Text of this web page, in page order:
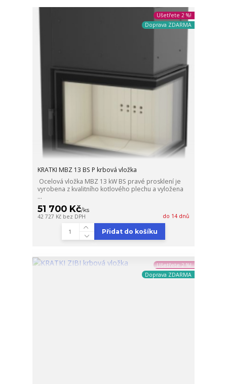
Ušetřete 2 %!
Doprava ZDARMA
KRATKI MBZ 13 BS P krbová vložka
Ocelová vložka MBZ 13 kW BS pravé prosklení je
vyrobena z kvalitního kotlového plechu a vyložena
...
51 700 Kč/ks
42 727 Kč bez DPH do 14 dnů
Přidat do košíku
Ušetřete 2 %!
Doprava ZDARMA